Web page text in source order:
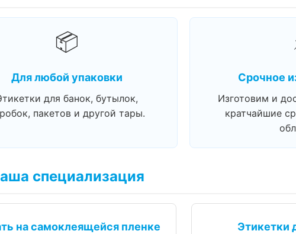
📦
Для любой упаковки
для банок, бутылок,
пакетов и другой тары.
Срочное
Изготовим и
кратчайшие
специализация
на самоклеящейся пленке Этикетки